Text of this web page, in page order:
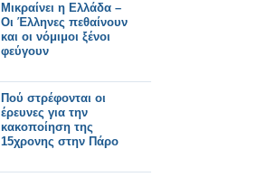
Μικραίνει η Ελλάδα –
Οι Έλληνες πεθαίνουν
και οι νόμιμοι ξένοι
φεύγουν
Πού στρέφονται οι
έρευνες για την
κακοποίηση της
15χρονης στην Πάρο